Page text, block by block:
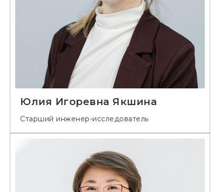
Юлия Игоревна Якшина
Старший инженер-исследователь